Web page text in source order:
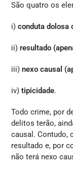
São quatro os
i)conduta dolosa
ii)resultado
iii)nexo causal
iv)tipicidade.
Todo crime, por
delitos terão,
causal. Contudo,
resultado e, por
não terá nexo